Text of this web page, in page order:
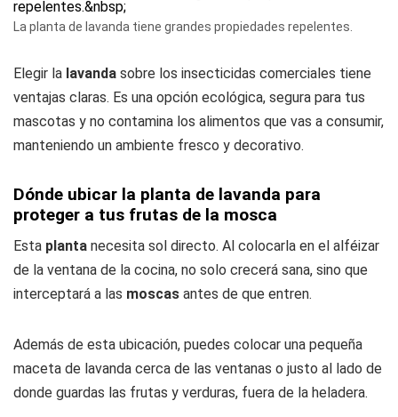
La planta de lavanda tiene grandes propiedades repelentes.
Elegir la lavanda sobre los insecticidas comerciales tiene
ventajas claras. Es una opción ecológica, segura para tus
mascotas y no contamina los alimentos que vas a consumir,
manteniendo un ambiente fresco y decorativo.
Dónde ubicar la planta de lavanda para
proteger a tus frutas de la mosca
Esta planta necesita sol directo. Al colocarla en el alféizar
de la ventana de la cocina, no solo crecerá sana, sino que
interceptará a las moscas antes de que entren.
Además de esta ubicación, puedes colocar una pequeña
maceta de lavanda cerca de las ventanas o justo al lado de
donde guardas las frutas y verduras, fuera de la heladera.